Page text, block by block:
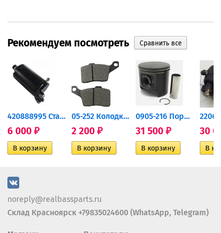
Рекомендуем посмотреть
420888995 Стартер для...
6 000 ₽
05-252 Колодки тормозные...
2 200 ₽
0905-216 Поршень Arctic Cat...
31 500 ₽ 30
noreply@realbassparts.ru
Склад Красноярск +79835024600 (WhatsApp, Telegram)